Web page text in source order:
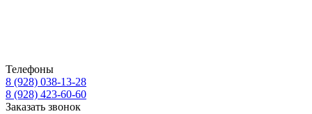
Телефоны
8 (928) 038-13-28
8 (928) 423-60-60
Заказать звонок